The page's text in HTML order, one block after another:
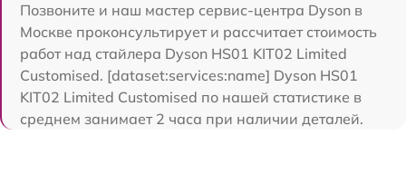
Позвоните и наш мастер сервис-центра Dyson в
Москве проконсультирует и рассчитает стоимость
работ над стайлера Dyson HS01 KIT02 Limited
Customised. [dataset:services:name] Dyson HS01
KIT02 Limited Customised по нашей статистике в
среднем занимает 2 часа при наличии деталей.